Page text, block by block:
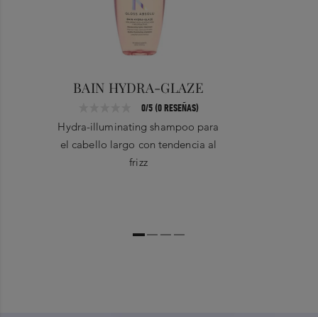
BAIN HYDRA-GLAZE
0/5 (0 RESEÑAS)
Hydra-illuminating shampoo para
el cabello largo con tendencia al
frizz